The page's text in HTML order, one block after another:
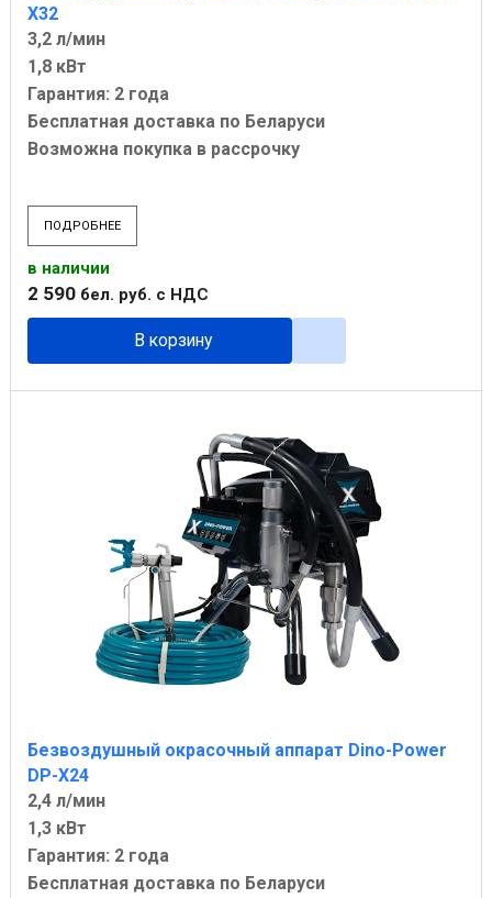
X32
3,2 л/мин
1,8 кВт
Гарантия: 2 года
Бесплатная доставка по Беларуси
Возможна покупка в рассрочку
ПОДРОБНЕЕ
в наличии
2 590 бел. руб. с НДС
В корзину
Безвоздушный окрасочный аппарат Dino-Power
DP-X24
2,4 л/мин
1,3 кВт
Гарантия: 2 года
Бесплатная доставка по Беларуси